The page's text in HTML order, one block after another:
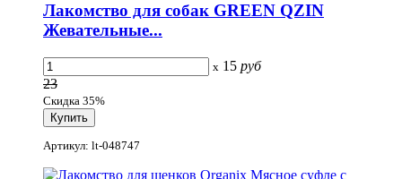
Лакомство для собак GREEN QZIN
Жевательные...
x 15 руб
23
Скидка 35%
Артикул: lt-048747